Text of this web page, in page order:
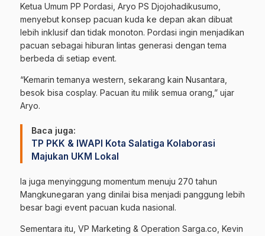
Ketua Umum PP Pordasi, Aryo PS Djojohadikusumo,
menyebut konsep pacuan kuda ke depan akan dibuat
lebih inklusif dan tidak monoton. Pordasi ingin menjadikan
pacuan sebagai hiburan lintas generasi dengan tema
berbeda di setiap event.
“Kemarin temanya western, sekarang kain Nusantara,
besok bisa cosplay. Pacuan itu milik semua orang,” ujar
Aryo.
Baca juga:
TP PKK & IWAPI Kota Salatiga Kolaborasi
Majukan UKM Lokal
Ia juga menyinggung momentum menuju 270 tahun
Mangkunegaran yang dinilai bisa menjadi panggung lebih
besar bagi event pacuan kuda nasional.
Sementara itu, VP Marketing & Operation Sarga.co, Kevin